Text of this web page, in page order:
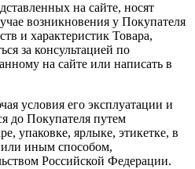
на сайте, носят
возникновения у Покупателя
и характеристик Товара,
за консультацией по
на сайте или написать в
условия его эксплуатации и
до Покупателя путем
упаковке, ярлыке, этикетке, в
или иным способом,
Российской Федерации.